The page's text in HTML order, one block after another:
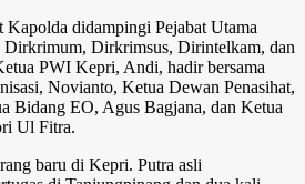
Kapolda didampingi Pejabat Utama
Dirkrimum, Dirkrimsus, Dirintelkam, dan
PWI Kepri, Andi, hadir bersama
Novianto, Ketua Dewan Penasihat,
Bidang EO, Agus Bagjana, dan Ketua
Ul Fitra.
baru di Kepri. Putra asli